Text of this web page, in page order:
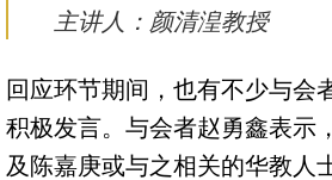
主讲人：颜清湟教授
回应环节期间，也有不少与会
积极发言。与会者赵勇鑫表示
及陈嘉庚或与之相关的华教人